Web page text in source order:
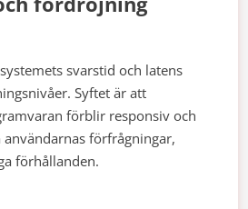
svarstid och latens
Syftet är att
förblir responsiv och
användarnas förfrågningar,
förhållanden.